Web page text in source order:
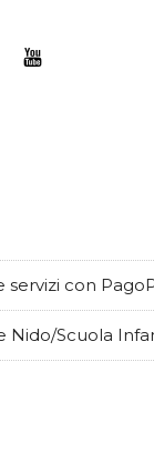
con
Nido/Scuola